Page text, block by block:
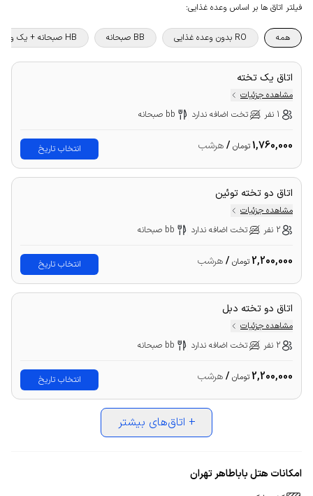
فیلتر اتاق ها بر اساس وعده غذایی:
همه RO بدون وعده غذایی BB صبحانه HB صبحانه + یک وعده غذا
اتاق یک تخته
مشاهده جزئیات
1 نفر
تخت اضافه ندارد bb صبحانه
1,760,000تومان /هرشب انتخاب تاریخ
اتاق دو تخته توئین
مشاهده جزئیات
2 نفر
تخت اضافه ندارد bb صبحانه
2,200,000تومان /هرشب انتخاب تاریخ
اتاق دو تخته دبل
مشاهده جزئیات
2 نفر
تخت اضافه ندارد bb صبحانه
2,200,000تومان /هرشب انتخاب تاریخ
+ اتاق‌های بیشتر
امکانات هتل باباطاهر تهران